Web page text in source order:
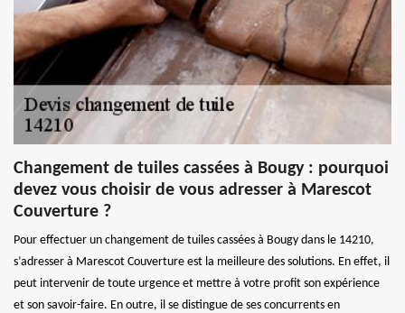
Changement de tuiles cassées à Bougy : pourquoi
devez vous choisir de vous adresser à Marescot
Couverture ?
Pour effectuer un changement de tuiles cassées à Bougy dans le 14210,
s’adresser à Marescot Couverture est la meilleure des solutions. En effet, il
peut intervenir de toute urgence et mettre à votre profit son expérience
et son savoir-faire. En outre, il se distingue de ses concurrents en